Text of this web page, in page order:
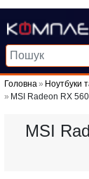
Головна Ноутбуки
MSI Radeon RX
MSI